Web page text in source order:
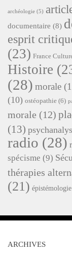
archéologie (5)
documentaire (8)
esprit
(23) France
Histoire
(28) morale
(10) ostéopathie (6)
morale (12)
(13)
radio (28)
spécisme (9)
thérapies
(21) épistémologie
ARCHIVES